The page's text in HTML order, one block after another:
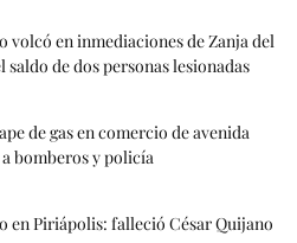
volcó en inmediaciones de Zanja del
saldo de dos personas lesionadas
de gas en comercio de avenida
bomberos y policía
en Piriápolis: falleció César Quijano